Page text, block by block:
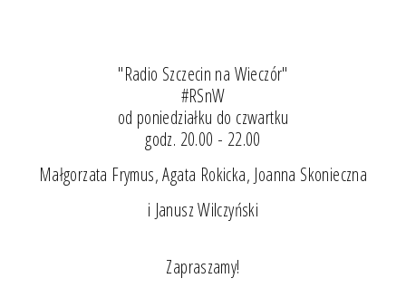
"Radio Szczecin na Wieczór"
#RSnW
od poniedziałku do czwartku
godz. 20.00 - 22.00
Małgorzata Frymus, Agata Rokicka, Joanna Skonieczna
i Janusz Wilczyński
Zapraszamy!